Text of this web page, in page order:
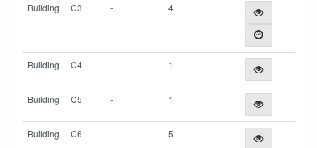
Building C3 - 4
Building C4 - 1
Building C5 - 1
Building C6 - 5